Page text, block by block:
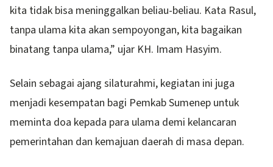
kita tidak bisa meninggalkan beliau-beliau. Kata Rasul,
tanpa ulama kita akan sempoyongan, kita bagaikan
binatang tanpa ulama,” ujar KH. Imam Hasyim.
Selain sebagai ajang silaturahmi, kegiatan ini juga
menjadi kesempatan bagi Pemkab Sumenep untuk
meminta doa kepada para ulama demi kelancaran
pemerintahan dan kemajuan daerah di masa depan.